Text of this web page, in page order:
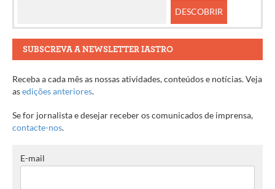
SUBSCREVA A NEWSLETTER IASTRO
Receba a cada mês as nossas atividades, conteúdos e notícias. Veja
asedições anteriores.
Se for jornalista e desejar receber os comunicados de imprensa,
contacte-nos.
E-mail